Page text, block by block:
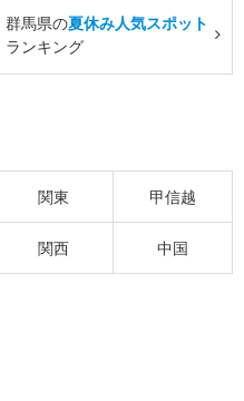
群馬県の夏休み人気スポット
ランキング
関東 甲信越
関西 中国